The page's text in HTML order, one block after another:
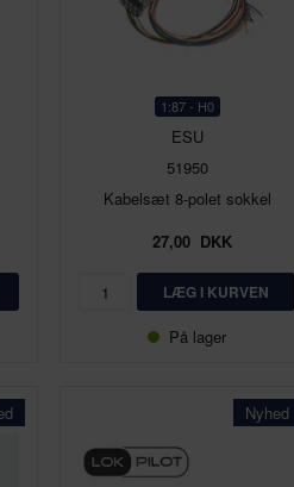
1:87 - H0
ESU
51950
Kabelsæt 8-polet sokkel
27,00DKK
På lager
Nyhed